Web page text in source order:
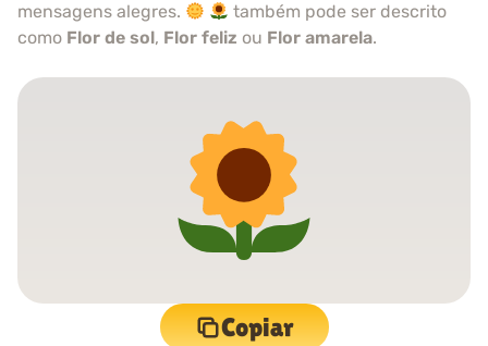
mensagens alegres.
também pode ser descrito
como Flor de sol, Flor feliz ou Flor amarela.
Copiar